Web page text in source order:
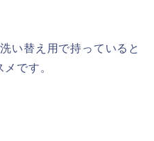
い替え用で持っていると
です。